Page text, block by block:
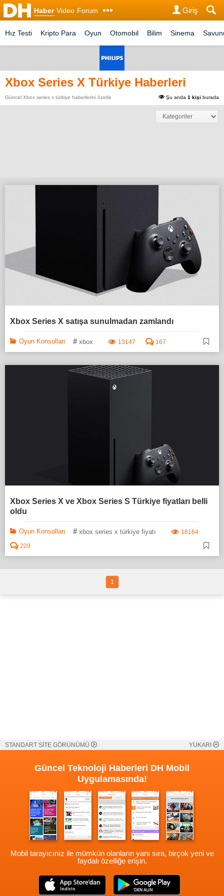
Haber Video Forum Giriş
Hız Testi Kripto Para Oyun Otomobil Bilim Sinema
Xbox Series X Türkiye Haberleri
Güncel Xbox series x türkiye haberlerini özetle Şu anda 1 kişi burada
Xbox Series X satışa sunulmadan zamlandı
Oyun Konsolları # xbox 13147 167
Xbox Series X ve Xbox Series S Türkiye fiyatları belli
oldu
Oyun Konsolları # xbox series x türkiye fiyatı
18164
229
1
STANDART SİTE GÖRÜNÜMÜ YUKARI
Güncel Teknoloji Haberleri DH Mobil
Uygulamasında!
Mobil tarayıcınız ile mümkün olanların yanı sıra, birçok yeni ve
faydalı özelliğe erişin.